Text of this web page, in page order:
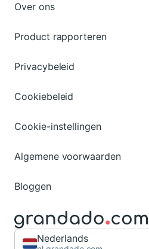
Over ons
Product rapporteren
Privacybeleid
Cookiebeleid
Cookie-instellingen
Algemene voorwaarden
Bloggen
Nederlands